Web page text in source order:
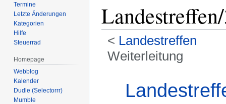
< Landestreffen
Weiterleitung
springen
springen
Termine
Letzte Änderungen
Kategorien
Hilfe
Steuerrad
Homepage
Webblog
Kalender
Dudle (Selectorrr)
Mumble